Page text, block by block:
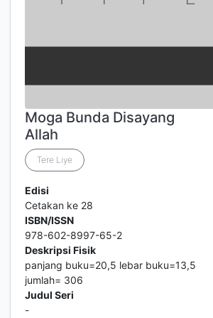
Moga Bunda Disayang
Allah
Tere Liye
Edisi
Cetakan ke 28
ISBN/ISSN
978-602-8997-65-2
Deskripsi Fisik
panjang buku=20,5 lebar buku=13,5
jumlah= 306
Judul Seri
-